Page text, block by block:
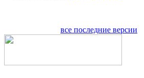
все последние версии